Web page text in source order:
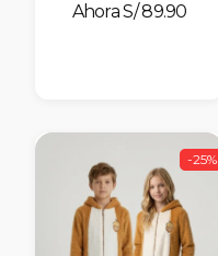
S/ 89.90
-25%